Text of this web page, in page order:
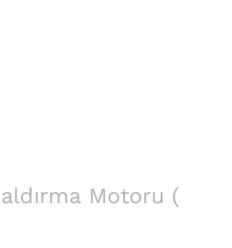
Motoru (